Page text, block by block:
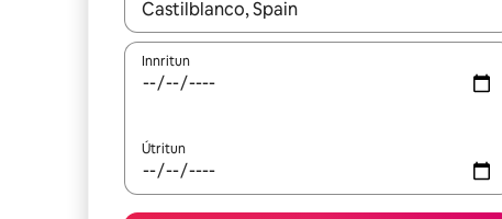
Þegar niðurstöður liggja fyrir skaltu nota upp og
Innritun
Útritun